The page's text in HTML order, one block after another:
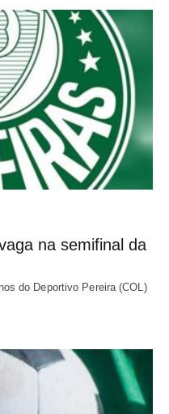
na semifinal da
do Deportivo Pereira (COL)